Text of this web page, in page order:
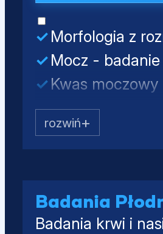
Morfologia z
Mocz -
Kwas moczowy
Kreatynina
Mocznik
Testosteron
SHBG
Albumina
PSA całkowity
Badania
Badania krwi i